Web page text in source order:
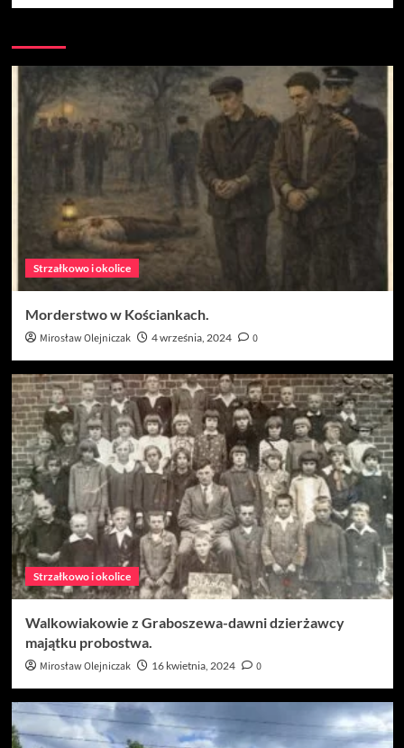
Strzałkowo i okolice
Morderstwo w Kościankach.
Mirosław Olejniczak 4 września, 2024 0
Strzałkowo i okolice
Walkowiakowie z Graboszewa-dawni dzierżawcy
majątku probostwa.
Mirosław Olejniczak 16 kwietnia, 2024 0